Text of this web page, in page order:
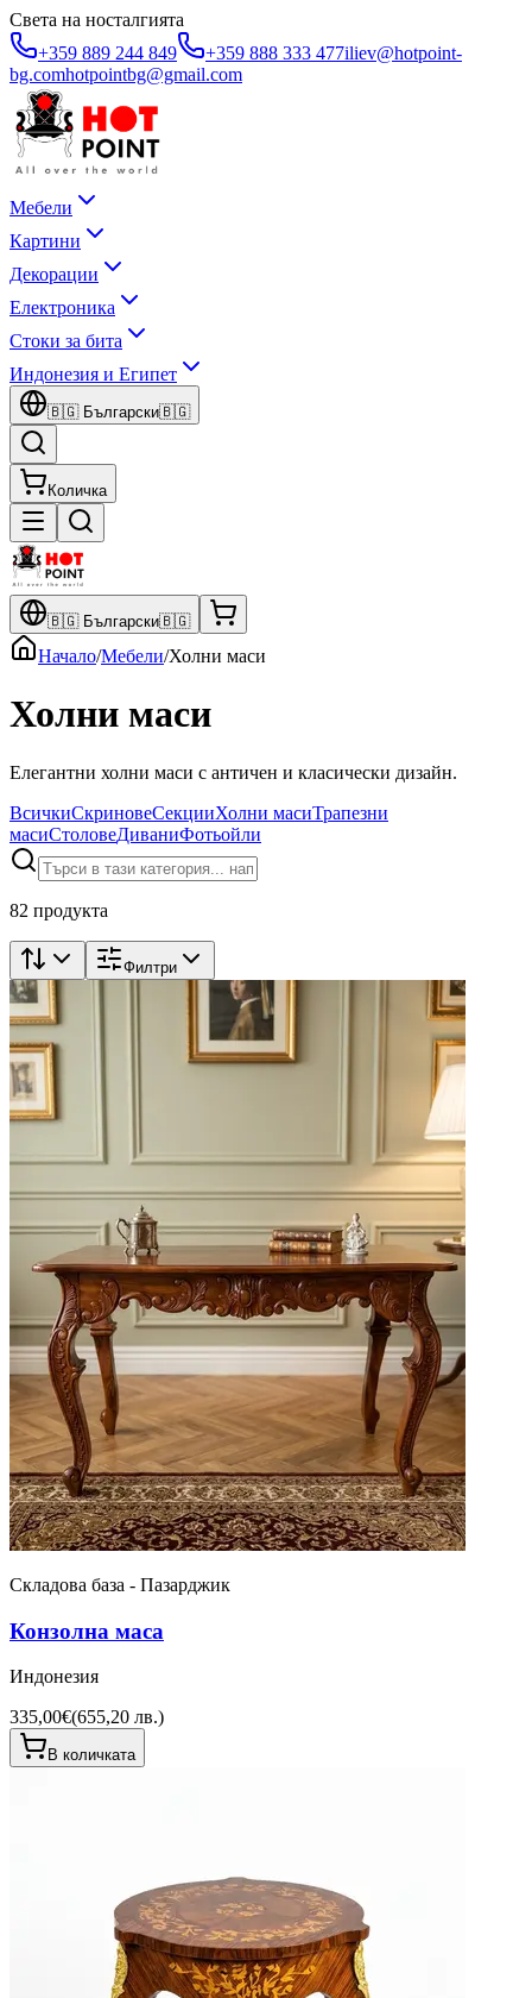
Света на носталгията
+359 889 244 849
+359 888 333 477iliev@hotpoint-
bg.comhotpointbg@gmail.com
Мебели
Картини
Декорации
Електроника
Стоки за бита
Индонезия и Египет
🇧🇬 Български🇧🇬
Количка
🇧🇬 Български🇧🇬
Начало/Мебели/Холни маси
Холни маси
Елегантни холни маси с античен и класически дизайн.
ВсичкиСкриновеСекцииХолни масиТрапезни
масиСтоловеДиваниФотьойли
82 продукта
Филтри
Складова база - Пазарджик
Конзолна маса
Индонезия
335,00€(655,20 лв.)
В количката